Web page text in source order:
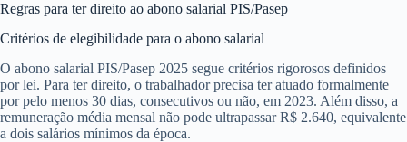
Regras para ter direito ao abono salarial PIS/Pasep
Critérios de elegibilidade para o abono salarial
O abono salarial PIS/Pasep 2025 segue critérios rigorosos definidos
por lei. Para ter direito, o trabalhador precisa ter atuado formalmente
por pelo menos 30 dias, consecutivos ou não, em 2023. Além disso, a
remuneração média mensal não pode ultrapassar R$ 2.640, equivalente
a dois salários mínimos da época.